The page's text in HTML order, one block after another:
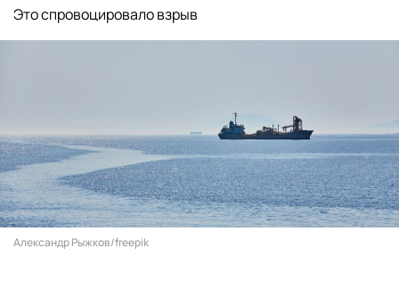
Это спровоцировало взрыв
Александр Рыжков/freepik